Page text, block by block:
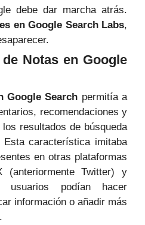
debe dar marcha atrás.
en Google Search Labs,
Notas en Google
Google Search permitía a
recomendaciones y
resultados de búsqueda
característica imitaba
en otras plataformas
Twitter) y
usuarios podían hacer
información o añadir más